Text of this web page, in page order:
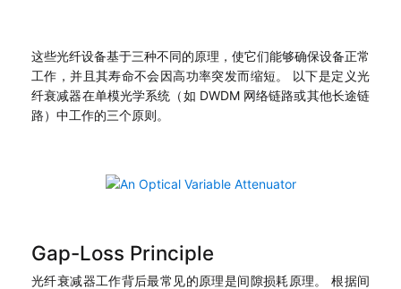
这些光纤设备基于三种不同的原理，使它们能够确保设备正常
工作，并且其寿命不会因高功率突发而缩短。 以下是定义光
纤衰减器在单模光学系统（如 DWDM 网络链路或其他长途链
路）中工作的三个原则。
Gap-Loss Principle
光纤衰减器工作背后最常见的原理是间隙损耗原理。 根据间